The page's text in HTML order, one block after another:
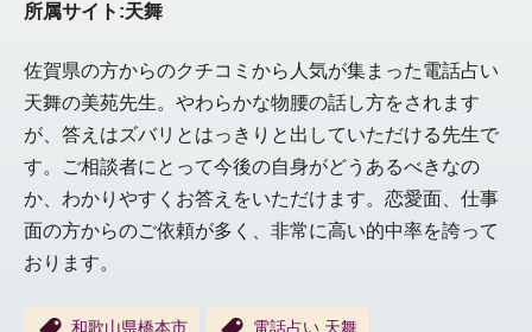
所属サイト:天舞
佐賀県の方からのクチコミから人気が集まった電話占い
天舞の美苑先生。やわらかな物腰の話し方をされます
が、答えはズバリとはっきりと出していただける先生で
す。ご相談者にとって今後の自身がどうあるべきなの
か、わかりやすくお答えをいただけます。恋愛面、仕事
面の方からのご依頼が多く、非常に高い的中率を誇って
おります。
和歌山県橋本市 電話占い 天舞